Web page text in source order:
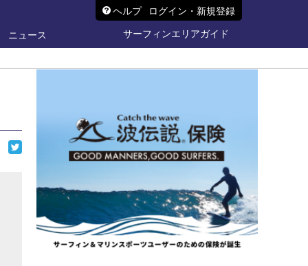
ヘルプ ログイン・新規登録
ニュース
サーフィンエリアガイド